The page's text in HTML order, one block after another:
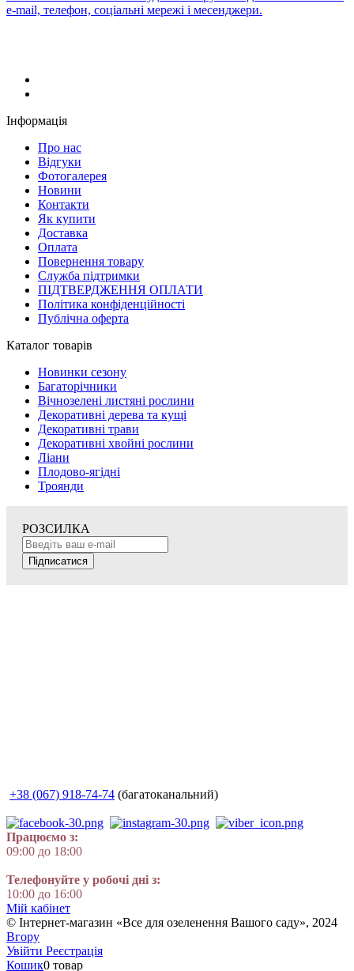
e-mail, телефон, соціальні мережі і месенджери.
Інформація
Про нас
Відгуки
Фотогалерея
Новини
Контакти
Як купити
Доставка
Оплата
Повернення товару
Служба підтримки
ПІДТВЕРДЖЕННЯ ОПЛАТИ
Політика конфіденційності
Публічна оферта
Каталог товарів
Новинки сезону
Багаторічники
Вічнозелені листяні рослини
Декоративні дерева та кущі
Декоративні трави
Декоративні хвойні рослини
Ліани
Плодово-ягідні
Троянди
РОЗСИЛКА
Підписатися
+38 (067) 918-74-74 (багатоканальний)
Працюємо з:
09:00 до 18:00
Телефонуйте у робочі дні з:
10:00 до 16:00
Мій кабінет
© Інтернет-магазин «Все для озеленення Вашого саду», 2024
Вгору
Увійти Реєстрація
Кошик0 товар